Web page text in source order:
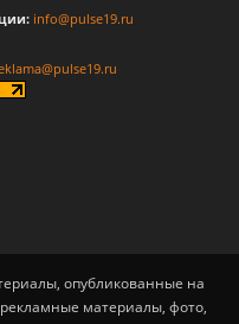
info@pulse19.ru
опубликованные на
материалы, фото,